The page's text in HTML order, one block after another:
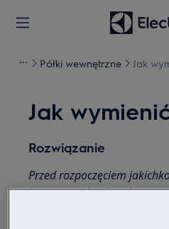
Półki wewnętrzne Jak
Jak
Rozwiązanie
Przed rozpoczęciem
konserwacyjnych wyłącz